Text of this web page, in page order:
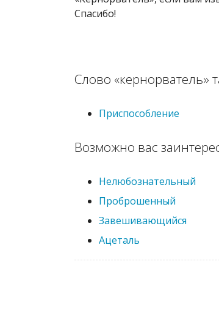
Спасибо!
Слово «кернорватель»
Приспособление
Возможно вас
Нелюбознательный
Проброшенный
Завешивающийся
Ацеталь